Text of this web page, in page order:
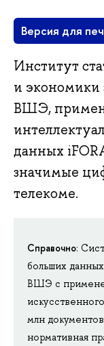
Версия для
Институт
и
ВШЭ,
данных
значимые
телекоме.
Справочно:
больших
ВШЭ с
млн
нормативная